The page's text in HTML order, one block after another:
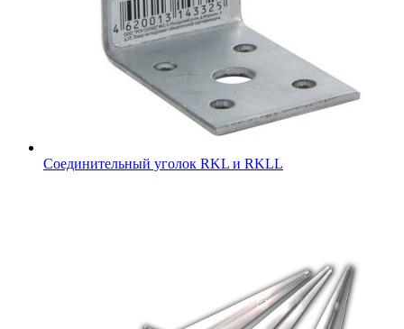
Соединительный уголок RKL и RKLL